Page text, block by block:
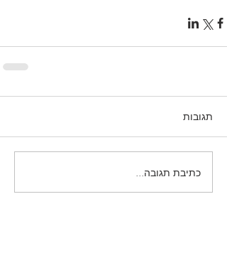
תגובות
כתיבת תגובה...